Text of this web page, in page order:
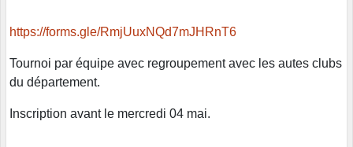
https://forms.gle/RmjUuxNQd7mJHRnT6
Tournoi par équipe avec regroupement avec les autes clubs
du département.
Inscription avant le mercredi 04 mai.